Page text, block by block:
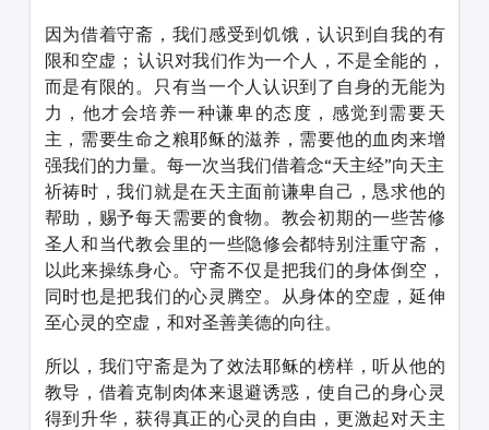
因为借着守斋，我们感受到饥饿，认识到自我的有
限和空虚； 认识对我们作为一个人，不是全能的，
而是有限的。只有当一个人认识到了自身的无能为
力，他才会培养一种谦卑的态度，感觉到需要天
主，需要生命之粮耶稣的滋养，需要他的血肉来增
强我们的力量。每一次当我们借着念“天主经”向天主
祈祷时，我们就是在天主面前谦卑自己，恳求他的
帮助，赐予每天需要的食物。教会初期的一些苦修
圣人和当代教会里的一些隐修会都特别注重守斋，
以此来操练身心。守斋不仅是把我们的身体倒空，
同时也是把我们的心灵腾空。从身体的空虚，延伸
至心灵的空虚，和对圣善美德的向往。
所以，我们守斋是为了效法耶稣的榜样，听从他的
教导，借着克制肉体来退避诱惑，使自己的身心灵
得到升华，获得真正的心灵的自由，更激起对天主